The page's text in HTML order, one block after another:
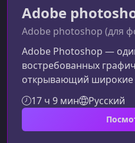
Adobe
Adobe photoshop (для
Adobe Photoshop —
востребованных
открывающий широкие
обработки
тонирования и
веба и полиграфии.
17 ч 9 мин Русский